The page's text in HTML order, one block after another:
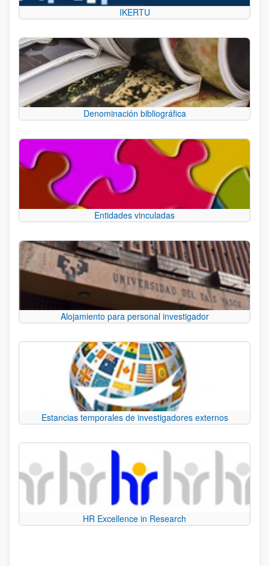
IKERTU
Denominación bibliográfica
Entidades vinculadas
Alojamiento para personal investigador
Estancias temporales de investigadores externos
HR Excellence in Research